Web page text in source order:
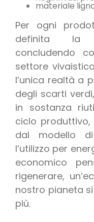
materiale
Per ogni
definita la
concludendo
settore
l’unica realtà a
degli scarti
in sostanza
ciclo
dal modello
l’utilizzo per
economico
rigenerare,
nostro pianeta
più.